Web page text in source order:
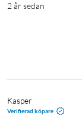
2 år sedan
Kasper
Verifierad köpare